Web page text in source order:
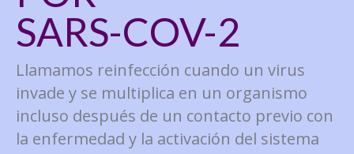
SARS-COV-2
Llamamos reinfección cuando un virus
invade y se multiplica en un organismo
incluso después de un contacto previo con
la enfermedad y la activación del sistema